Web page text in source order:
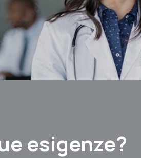
esigenze?